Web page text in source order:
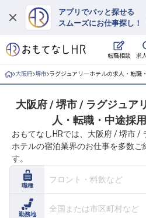
アプリでパッと探せる
スムーズにお仕事探し！
転職相談 求
ログイン
求人・施設を探す
就職・転職 合同説明会
おもてなしHRについて
ご利用の流れ
よくある質問
大阪府 堺市 ラグジュアリーホテルの求人・転職
大阪府 / 堺市 / ラグジュア
人・転職・中途採
おもてなしHRでは、大阪府 / 堺市 /
ホテルの宿泊業界のお仕事を多数ご
す。
職種
フロント・料飲など
勤務地
全国または市区町村など